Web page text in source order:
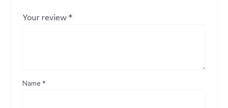
Your review *
Name *